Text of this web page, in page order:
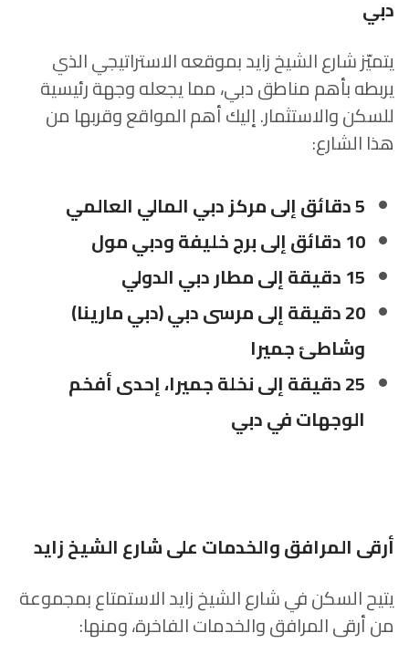
دبي
يتميّز شارع الشيخ زايد بموقعه الاستراتيجي الذي
يربطه بأهم مناطق دبي، مما يجعله وجهة رئيسية
للسكن والاستثمار. إليك أهم المواقع وقربها من
هذا الشارع:
5 دقائق إلى مركز دبي المالي العالمي
10 دقائق إلى برج خليفة ودبي مول
15 دقيقة إلى مطار دبي الدولي
20 دقيقة إلى مرسى دبي (دبي مارينا)
وشاطئ جميرا
25 دقيقة إلى نخلة جميرا، إحدى أفخم
الوجهات في دبي
أرقى المرافق والخدمات على شارع الشيخ زايد
يتيح السكن في شارع الشيخ زايد الاستمتاع بمجموعة
من أرقى المرافق والخدمات الفاخرة، ومنها: